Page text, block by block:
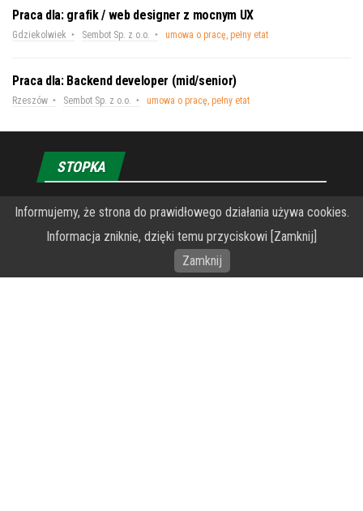
Praca dla: grafik / web designer z mocnym UX
Gdziekolwiek Sembot Sp. z o.o. umowa o pracę, pełny etat
Praca dla: Backend developer (mid/senior)
Rzeszów Sembot Sp. z o.o. umowa o pracę, pełny etat
STOPKA
O Fundacji PRZEkarpacie
Wykonanie portalu – specjaliści stron www WordPress
Informujemy, że strona do prawidłowego działania używa cookies.
Informacja zniknie, dzięki temu przyciskowi [Zamknij]
Zamknij